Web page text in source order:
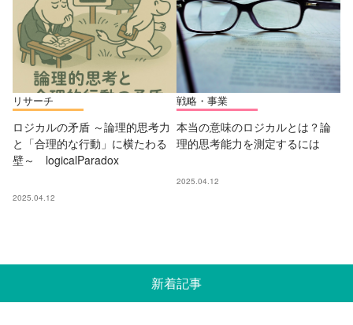
リサーチ
ロジカルの矛盾 ～論理的思考力
と「合理的な行動」に横たわる
壁～ logicalParadox
2025.04.12
戦略・事業
本当の意味のロジカルとは？論
理的思考能力を測定するには
2025.04.12
新着記事